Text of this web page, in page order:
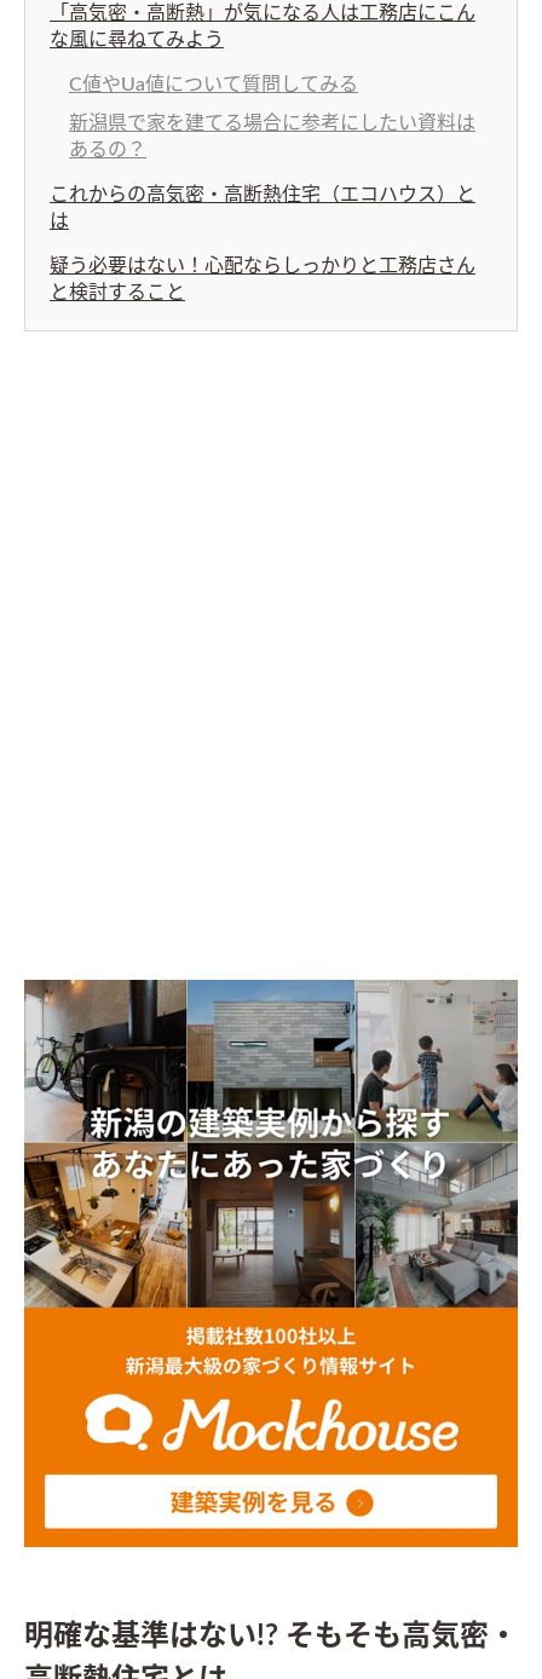
「高気密・高断熱」が気になる人は工務店にこん
な風に尋ねてみよう
C値やUa値について質問してみる
新潟県で家を建てる場合に参考にしたい資料は
あるの？
これからの高気密・高断熱住宅（エコハウス）と
は
疑う必要はない！心配ならしっかりと工務店さん
と検討すること
明確な基準はない!? そもそも高気密・